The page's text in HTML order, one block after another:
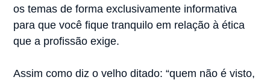
os temas de forma exclusivamente informativa
para que você fique tranquilo em relação à ética
que a profissão exige. ⠀
Assim como diz o velho ditado: “quem não é visto,